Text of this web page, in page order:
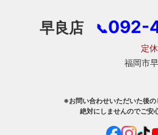
早良店 📞092-
定休日：日
福岡市早良区
※お問い合わせいただいた後
絶対にしませんのでご安